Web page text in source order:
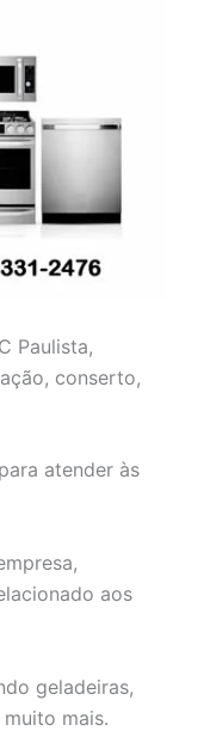
Paulista,
conserto,
atender às
aos
geladeiras,
mais.